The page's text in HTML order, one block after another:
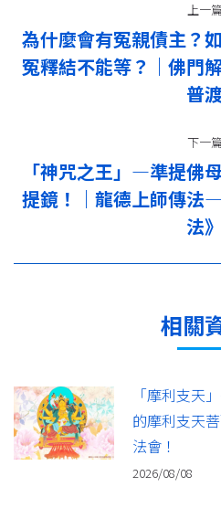
章
导
上一篇
上
一
為什麼會有冤親債主？
冤釋結不能等？｜佛門
普渡
下一篇
下
一
「神咒之王」—準提佛
提鏡！｜龍德上師傳法
法》
相關
「摩利支天
的摩利支天
法會！
2026/08/08